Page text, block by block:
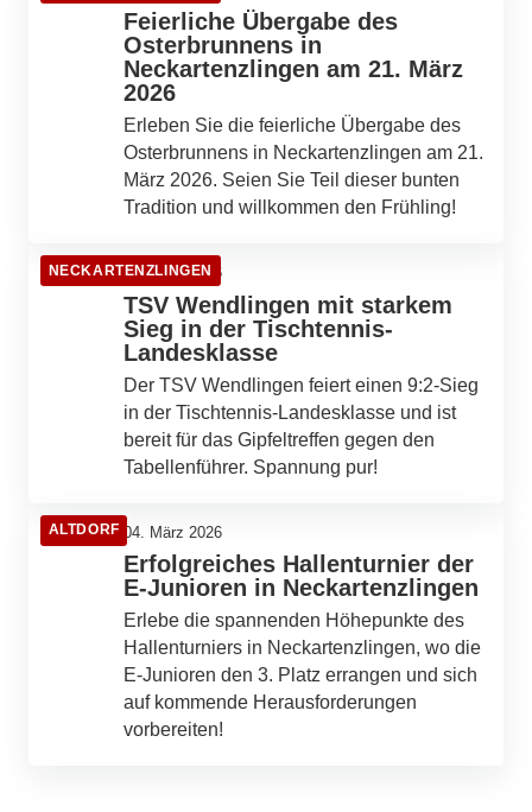
Feierliche Übergabe des
Osterbrunnens in
Neckartenzlingen am 21. März
2026
Erleben Sie die feierliche Übergabe des
Osterbrunnens in Neckartenzlingen am 21.
März 2026. Seien Sie Teil dieser bunten
Tradition und willkommen den Frühling!
NECKARTENZLINGEN
05. März 2026
TSV Wendlingen mit starkem
Sieg in der Tischtennis-
Landesklasse
Der TSV Wendlingen feiert einen 9:2-Sieg
in der Tischtennis-Landesklasse und ist
bereit für das Gipfeltreffen gegen den
Tabellenführer. Spannung pur!
ALTDORF 04. März 2026
Erfolgreiches Hallenturnier der
E-Junioren in Neckartenzlingen
Erlebe die spannenden Höhepunkte des
Hallenturniers in Neckartenzlingen, wo die
E-Junioren den 3. Platz errangen und sich
auf kommende Herausforderungen
vorbereiten!
04. März 2026
Spannende Wochenendspiele im Tischtennis: